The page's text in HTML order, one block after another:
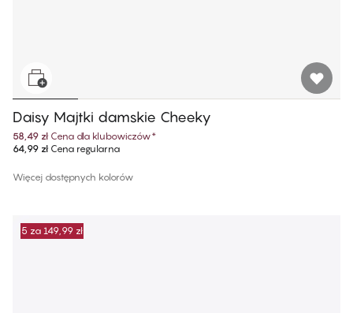
Daisy Majtki damskie Cheeky
58,49 zł Cena dla klubowiczów*
64,99 złCena regularna
Więcej dostępnych kolorów
5 za 149,99 zł